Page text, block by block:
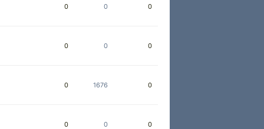
0 0 0
0 0 0
0 1676 0
0 0 0